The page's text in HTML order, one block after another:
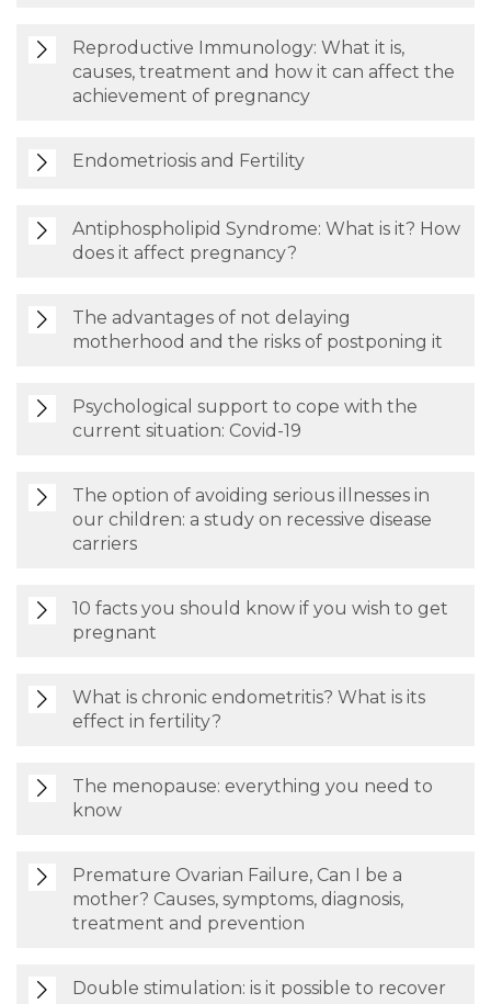
Reproductive Immunology: What it is,
causes, treatment and how it can affect the
achievement of pregnancy
Endometriosis and Fertility
Antiphospholipid Syndrome: What is it? How
does it affect pregnancy?
The advantages of not delaying
motherhood and the risks of postponing it
Psychological support to cope with the
current situation: Covid-19
The option of avoiding serious illnesses in
our children: a study on recessive disease
carriers
10 facts you should know if you wish to get
pregnant
What is chronic endometritis? What is its
effect in fertility?
The menopause: everything you need to
know
Premature Ovarian Failure, Can I be a
mother? Causes, symptoms, diagnosis,
treatment and prevention
Double stimulation: is it possible to recover